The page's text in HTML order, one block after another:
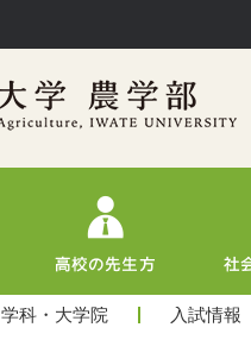
学科・大学院 入試情報